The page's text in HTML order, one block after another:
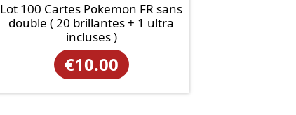
Lot 100 Cartes Pokemon FR sans
double ( 20 brillantes + 1 ultra
incluses )
€10.00